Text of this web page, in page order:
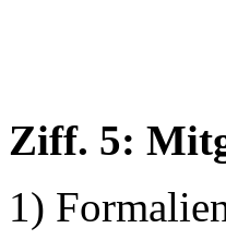
Ziff. 5:
1)